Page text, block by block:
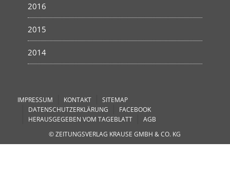
2016
2015
2014
IMPRESSUM KONTAKT
SITEMAP
DATENSCHUTZERKLÄRUNG
FACEBOOK
HERAUSGEGEBEN VOM TAGEBLATT
AGB
© ZEITUNGSVERLAG KRAUSE GMBH & CO. KG